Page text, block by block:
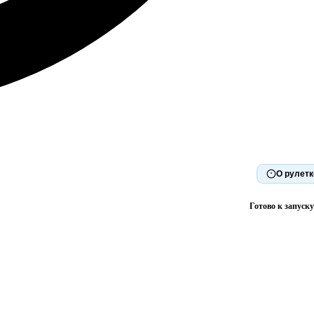
О
Готово к запуску